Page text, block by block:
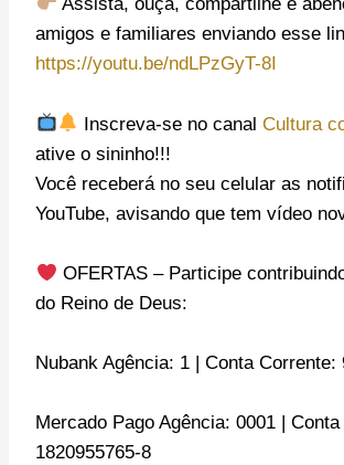
Assista, ouça, compartilhe e
amigos e familiares enviando esse
https://youtu.be/ndLPzGyT-8I
Inscreva-se no canalCultura
ative o sininho!!!
Você receberá no seu celular as
YouTube, avisando que tem vídeo
OFERTAS – Participe
do Reino de Deus:
Nubank Agência: 1 | Conta Corrente:
Mercado Pago Agência: 0001 |
1820955765-8